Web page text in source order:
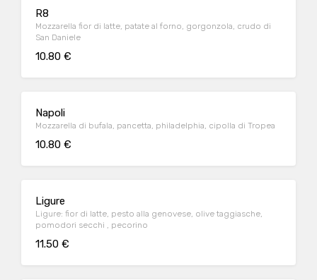
R8
Mozzarella fior di latte, patate al forno, gorgonzola, crudo di
San Daniele
10.80 €
Napoli
Mozzarella di bufala, pancetta, philadelphia, cipolla di Tropea
10.80 €
Ligure
Ligure: fior di latte, pesto alla genovese, olive taggiasche,
pomodori secchi , pecorino
11.50 €